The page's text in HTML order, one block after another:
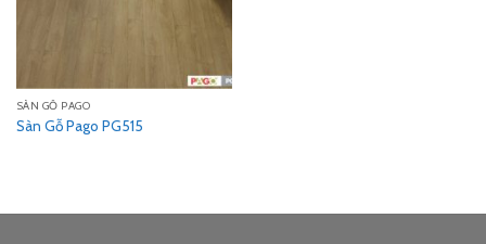
SÀN GỖ PAGO
Sàn Gỗ Pago PG515